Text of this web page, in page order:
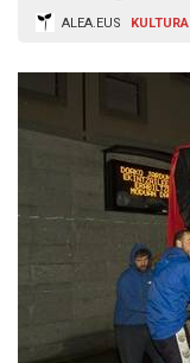
ALEA.EUS KULTURA